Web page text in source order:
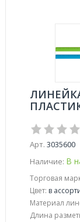
Арт. 3035600
Наличие: В
Торговая
Цвет: в
Материал
Длина